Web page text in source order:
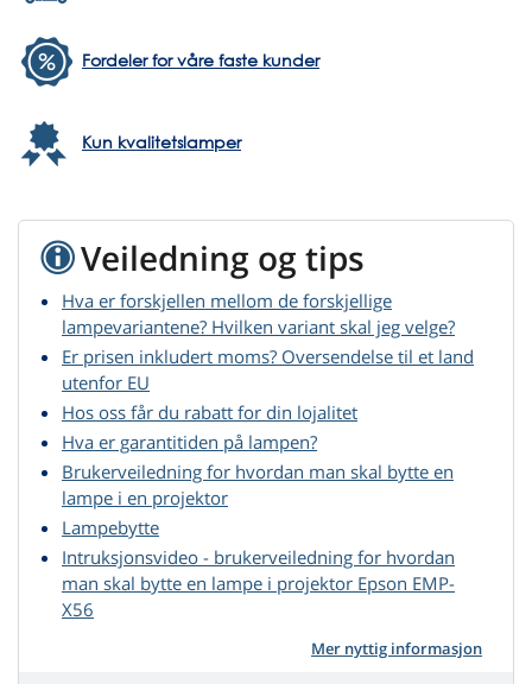
Fordeler for våre faste kunder
Kun kvalitetslamper
Veiledning og tips
Hva er forskjellen mellom de forskjellige
lampevariantene? Hvilken variant skal jeg velge?
Er prisen inkludert moms? Oversendelse til et land
utenfor EU
Hos oss får du rabatt for din lojalitet
Hva er garantitiden på lampen?
Brukerveiledning for hvordan man skal bytte en
lampe i en projektor
Lampebytte
Intruksjonsvideo - brukerveiledning for hvordan
man skal bytte en lampe i projektor Epson EMP-
X56
Mer nyttig informasjon